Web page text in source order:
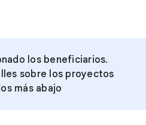
los beneficiarios.
sobre los proyectos
más abajo